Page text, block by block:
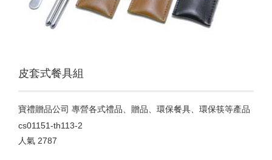
皮套式餐具組
寶禮贈品公司 專營各式禮品、贈品、環保餐具、環保筷等產品
cs01151-th113-2
人氣 2787